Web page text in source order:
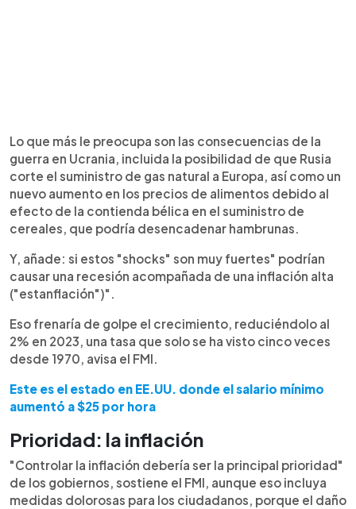
Lo que más le preocupa son las consecuencias de la
guerra en Ucrania, incluida la posibilidad de que Rusia
corte el suministro de gas natural a Europa, así como un
nuevo aumento en los precios de alimentos debido al
efecto de la contienda bélica en el suministro de
cereales, que podría desencadenar hambrunas.
Y, añade: si estos "shocks" son muy fuertes" podrían
causar una recesión acompañada de una inflación alta
("estanflación")".
Eso frenaría de golpe el crecimiento, reduciéndolo al
2% en 2023, una tasa que solo se ha visto cinco veces
desde 1970, avisa el FMI.
Este es el estado en EE.UU. donde el salario mínimo
aumentó a $25 por hora
Prioridad: la inflación
"Controlar la inflación debería ser la principal prioridad"
de los gobiernos, sostiene el FMI, aunque eso incluya
medidas dolorosas para los ciudadanos, porque el daño